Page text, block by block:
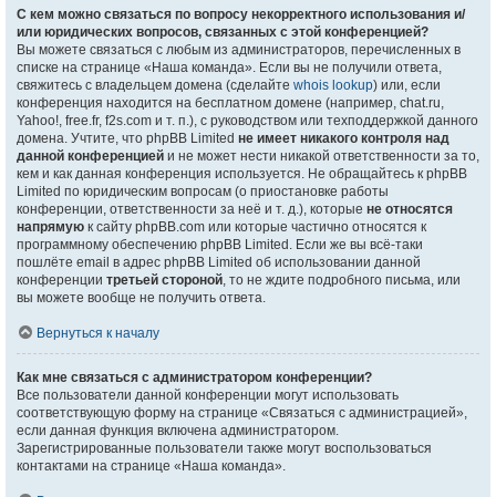
С кем можно связаться по вопросу некорректного использования и/
или юридических вопросов, связанных с этой конференцией?
Вы можете связаться с любым из администраторов, перечисленных в
списке на странице «Наша команда». Если вы не получили ответа,
свяжитесь с владельцем домена (сделайте whois lookup) или, если
конференция находится на бесплатном домене (например, chat.ru,
Yahoo!, free.fr, f2s.com и т. п.), с руководством или техподдержкой данного
домена. Учтите, что phpBB Limited не имеет никакого контроля над
данной конференцией и не может нести никакой ответственности за то,
кем и как данная конференция используется. Не обращайтесь к phpBB
Limited по юридическим вопросам (о приостановке работы
конференции, ответственности за неё и т. д.), которые не относятся
напрямую к сайту phpBB.com или которые частично относятся к
программному обеспечению phpBB Limited. Если же вы всё-таки
пошлёте email в адрес phpBB Limited об использовании данной
конференции третьей стороной, то не ждите подробного письма, или
вы можете вообще не получить ответа.
Вернуться к началу
Как мне связаться с администратором конференции?
Все пользователи данной конференции могут использовать
соответствующую форму на странице «Связаться с администрацией»,
если данная функция включена администратором.
Зарегистрированные пользователи также могут воспользоваться
контактами на странице «Наша команда».